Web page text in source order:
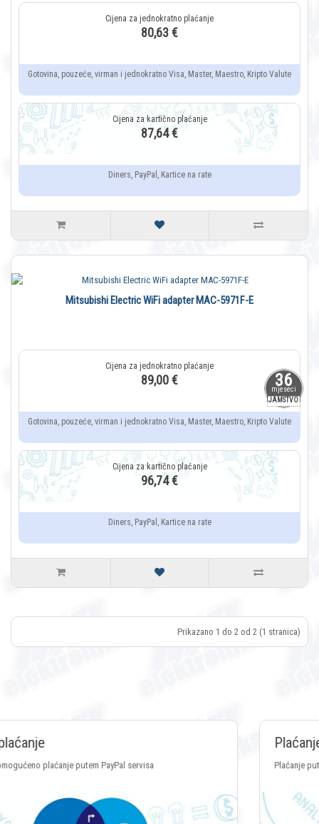
80,63 €
Gotovina, pouzeće, virman i jednokratno Visa, Master, Maestro, Kripto Valute
87,64 €
Diners, PayPal, Kartice na rate
36
mjeseci
JAMSTVO
Mitsubishi Electric WiFi adapter MAC-5971F-E
89,00 €
Gotovina, pouzeće, virman i jednokratno Visa, Master, Maestro, Kripto Valute
96,74 €
Diners, PayPal, Kartice na rate
Prikazano 1 do 2 od 2 (1 stranica)
Plaćanje putem svih vrsta Crypto valuta